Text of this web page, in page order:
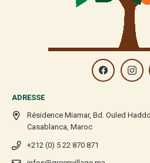
ADRESSE
Résidence Miamar, Bd. Ouled
Casablanca, Maroc
+212 (0) 5 22 870 871